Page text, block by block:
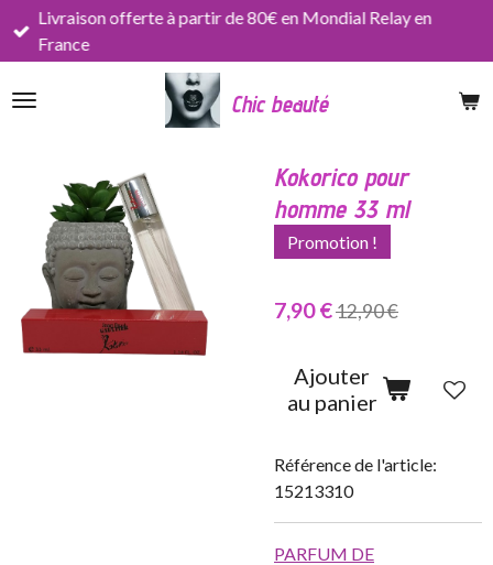
Passer
principal
Chic beauté
Livraison offerte à partir de 80€ en Mondial Relay en
France
Kokorico pour
homme 33 ml
Promotion !
7,90 €12,90 €
Ajouter
au panier
Référence de l'article:
15213310
PARFUM DE